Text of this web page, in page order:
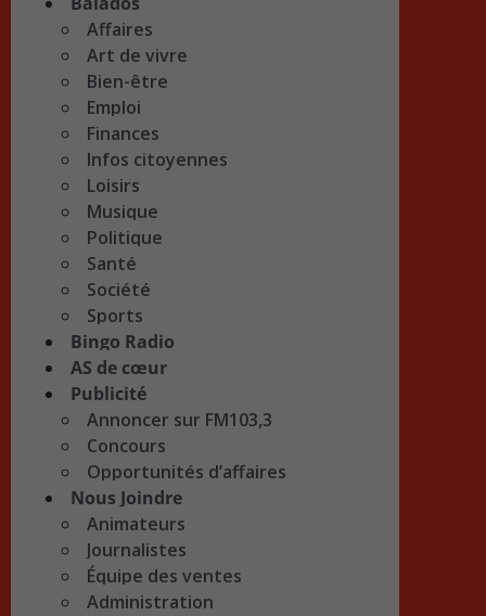
Affaires
Art de vivre
Bien-être
Emploi
Finances
Infos citoyennes
Loisirs
Musique
Politique
Santé
Société
Sports
Bingo Radio
AS de cœur
Publicité
Annoncer sur FM103,3
Concours
Opportunités d’affaires
Nous Joindre
Animateurs
Journalistes
Équipe des ventes
Administration